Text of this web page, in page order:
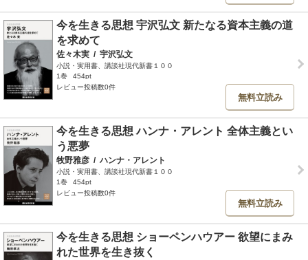
今を生きる思想 宇沢弘文 新たなる資本主義の道
を求めて
佐々木実 / 宇沢弘文
小説・実用書、講談社現代新書１００
1巻
454pt
レビュー投稿数0件
無料立読み
今を生きる思想 ハンナ・アレント 全体主義とい
う悪夢
牧野雅彦 / ハンナ・アレント
小説・実用書、講談社現代新書１００
1巻
454pt
レビュー投稿数0件
無料立読み
今を生きる思想 ショーペンハウアー 欲望にまみ
れた世界を生き抜く